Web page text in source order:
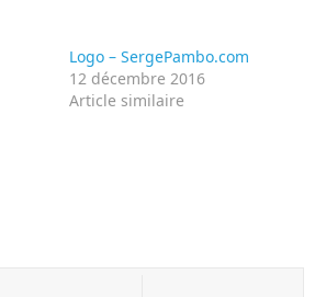
Logo – SergePambo.com
12 décembre 2016
Article similaire